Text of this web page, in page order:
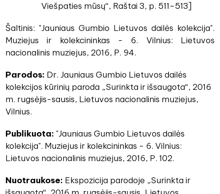
Viešpaties mūsų“, Raštai 3, p. 511–513]
Šaltinis: "Jauniaus Gumbio Lietuvos dailės kolekcija".
Muziejus ir kolekcininkas - 6. Vilnius: Lietuvos
nacionalinis muziejus, 2016, P. 94.
Parodos: Dr. Jauniaus Gumbio Lietuvos dailės
kolekcijos kūrinių paroda „Surinkta ir išsaugota“, 2016
m. rugsėjis-sausis, Lietuvos nacionalinis muziejus,
Vilnius.
Publikuota: "Jauniaus Gumbio Lietuvos dailės
kolekcija". Muziejus ir kolekcininkas - 6. Vilnius:
Lietuvos nacionalinis muziejus, 2016, P. 102.
Nuotraukose: Ekspozicija parodoje „Surinkta ir